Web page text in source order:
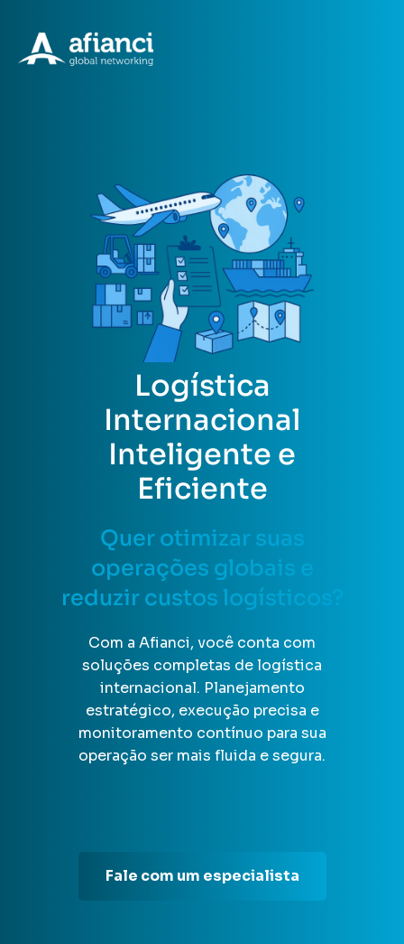
Logística
Internacional
Inteligente e
Eficiente
Quer otimizar suas
operações globais e
reduzir custos logísticos?
Com a Afianci, você conta com
soluções completas de logística
internacional. Planejamento
estratégico, execução precisa e
monitoramento contínuo para sua
operação ser mais fluida e segura.
Fale com um especialista